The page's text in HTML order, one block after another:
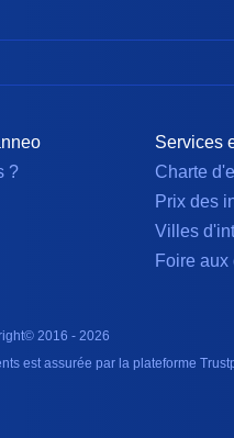
?
Services
Charte
Prix des
Villes
Foire
2016 - 2026
est assurée par la plateforme